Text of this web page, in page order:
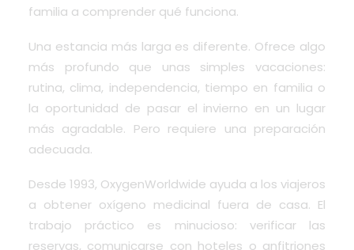
familia a comprender qué funciona.
Una estancia más larga es diferente. Ofrece algo
más profundo que unas simples vacaciones:
rutina, clima, independencia, tiempo en familia o
la oportunidad de pasar el invierno en un lugar
más agradable. Pero requiere una preparación
adecuada.
Desde 1993, OxygenWorldwide ayuda a los viajeros
a obtener oxígeno medicinal fuera de casa. El
trabajo práctico es minucioso: verificar las
reservas, comunicarse con hoteles o anfitriones